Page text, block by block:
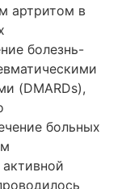
артритом в
болезнь-
(DMARDs),
больных